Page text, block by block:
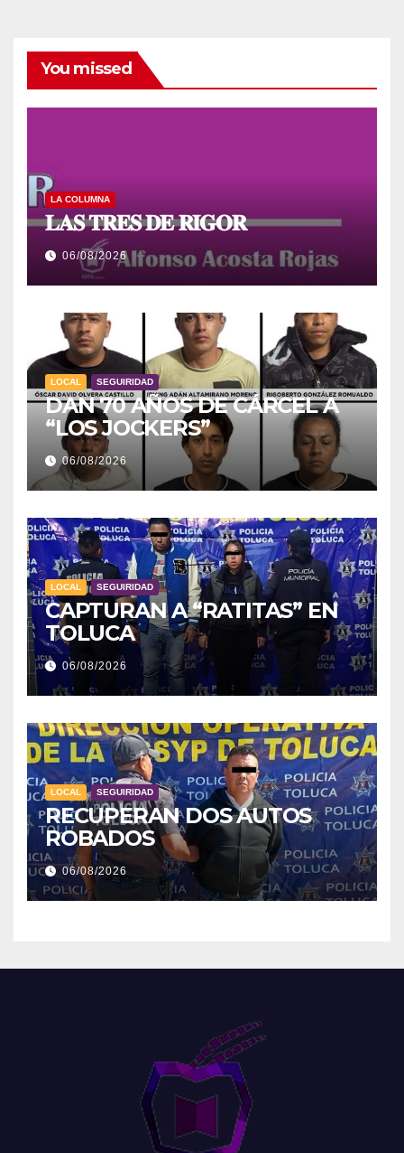
You missed
LA COLUMNA
𝐋𝐀𝐒 𝐓𝐑𝐄𝐒 𝐃𝐄 𝐑𝐈𝐆𝐎𝐑
06/08/2026
LOCAL SEGUIRIDAD
DAN 70 AÑOS DE CÁRCEL A
“LOS JOCKERS”
06/08/2026
LOCAL SEGUIRIDAD
CAPTURAN A “RATITAS” EN
TOLUCA
06/08/2026
LOCAL SEGUIRIDAD
RECUPERAN DOS AUTOS
ROBADOS
06/08/2026